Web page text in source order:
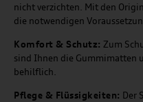
nicht verzichten. Mit den
die notwendigen
Komfort & Schutz: Zum
sind Ihnen die Gummimatten
behilflich.
Pflege & Flüssigkeiten: Der